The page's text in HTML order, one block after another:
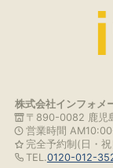
株式会社インフォメ
〒890-0082 鹿児
営業時間
完全予約制(日・
TEL.0120-012-